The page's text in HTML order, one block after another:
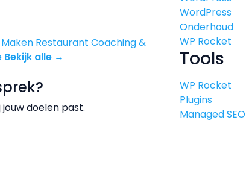
Restaurant Coaching &
Bekijk alle →
doelen past.
WordPress
Onderhoud
WP Rocket
Tools
WP Rocket
Plugins
Managed SEO